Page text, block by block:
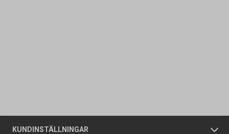
KUNDINSTÄLLNINGAR
Företagskund / Privatkund
Allmänna försäljningsvillkor
Butiker
Om oss